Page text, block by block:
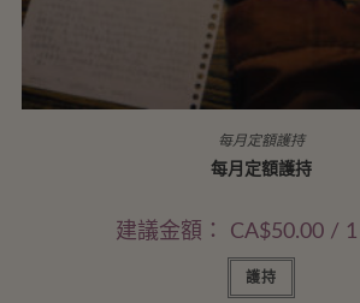
每月定額護持
每月定額護持
建議金額： CA$50.00 / 1
護持